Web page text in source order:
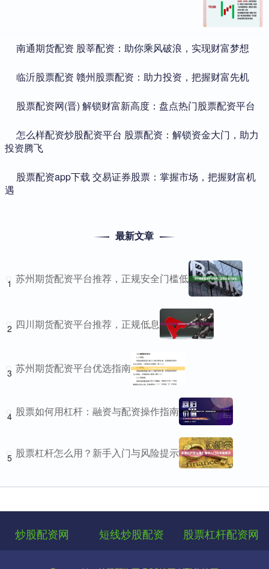
​南通期货配资 股莘配资：助你乘风破浪，实现财富梦想
​临沂股票配资 赣州股票配资：助力投资，把握财富先机
​股票配资网(晋) 解锁财富新高度：盘点热门股票配资平台
​怎么样配资炒股配资平台 股票配资：解锁资金大门，助力
投资腾飞
​股票配资app下载 交易证券股票：掌握市场，把握财富机
遇
最新文章
1 苏州期货配资平台推荐，正规安全门槛低
2 四川期货配资平台推荐，正规低息
3 苏州期货配资平台优选指南
4 股票如何用杠杆：融资与配资操作指南
5 股票杠杆怎么用？新手入门与风险提示
炒股配资网 短线炒股配资 股票杠杆配资网